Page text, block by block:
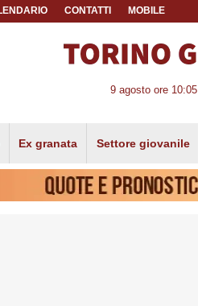
CONTATTI MOBILE
9 agosto ore 10:05
Ex granata Settore giovanile